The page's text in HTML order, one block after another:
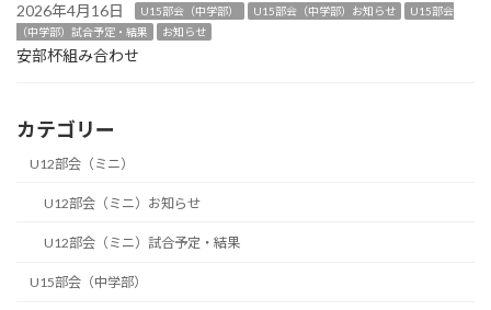
2026年4月16日 U15部会（中学部） U15部会（中学部）お知らせ
U15部会
（中学部）試合予定・結果
お知らせ
安部杯組み合わせ
カテゴリー
U12部会（ミニ）
U12部会（ミニ）お知らせ
U12部会（ミニ）試合予定・結果
U15部会（中学部）